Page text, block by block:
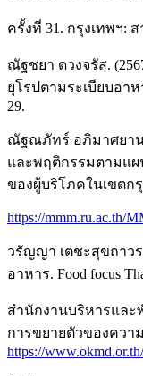
ครั้งที่ 31. กรุงเทพฯ:
ณัฐชยา ดวงจรัส.
ยุโรปตามระเบียบอาห
29.
ณัฐณภัทร์ อภิมาศยาน
และพฤติกรรมตามแ
ของผู้บริโภคในเขตก
https://mmm.ru.ac.th/
วรัญญา เตชะสุขถาว
อาหาร. Food focus
สำนักงานบริหารและ
การขยายตัวของความ
https://